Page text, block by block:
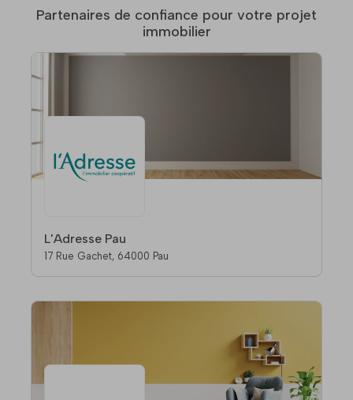
Partenaires de confiance pour votre projet
immobilier
L'Adresse Pau
17 Rue Gachet, 64000 Pau